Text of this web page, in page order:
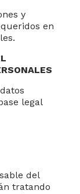
y
en
legal
del
tratando